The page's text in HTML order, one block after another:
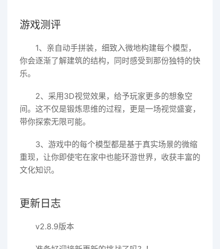
游戏测评
1、亲自动手拼装，细致入微地构建每个模型，
你会逐渐了解建筑的结构，同时感受到那份独特的快
乐。
2、采用3D视觉效果，给予玩家更多的想象空
间。这不仅是锻炼思维的过程，更是一场视觉盛宴，
带你探索无限可能。
3、游戏中的每个模型都是基于真实场景的微缩
重现，让你即使宅在家中也能环游世界，收获丰富的
文化知识。
更新日志
v2.8.9版本